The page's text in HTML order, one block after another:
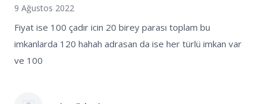
9 Ağustos 2022
Fiyat ise 100 çadır icin 20 birey parası toplam bu
imkanlarda 120 hahah adrasan da ise her türlü imkan var
ve 100